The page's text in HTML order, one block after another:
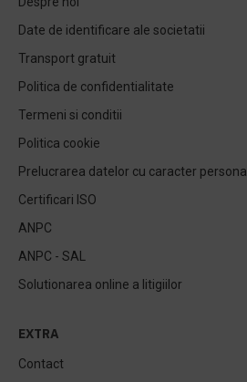
Date de identificare ale societatii
Transport gratuit
Politica de confidentialitate
Termeni si conditii
Politica cookie
Prelucrarea datelor cu caracter personal
Certificari ISO
ANPC
ANPC - SAL
Solutionarea online a litigiilor
EXTRA
Contact